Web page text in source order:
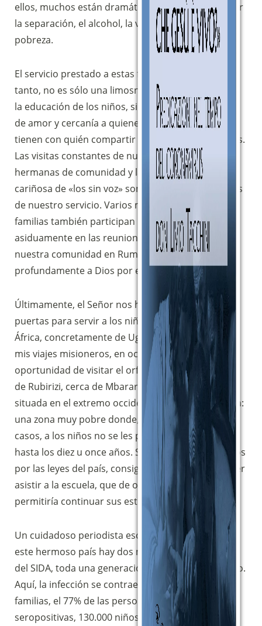
ellos, muchos están dramáticamente marcados por
la separación, el alcohol, la violencia y la profunda
pobreza.
El servicio prestado a estas familias rumanas, por
tanto, no es sólo una limosna para el crecimiento y
la educación de los niños, sino ante todo un gesto
de amor y cercanía a quienes -muchas veces- no
tienen con quién compartir sus dificultades y penas.
Las visitas constantes de nuestros hermanos y
hermanas de comunidad y la escucha atenta y
cariñosa de «los sin voz» son rasgos fundamentales
de nuestro servicio. Varios miembros de estas
familias también participan más o menos
asiduamente en las reuniones de oración de
nuestra comunidad en Rumania. Alabamos
profundamente a Dios por ello.
Últimamente, el Señor nos ha abierto nuevas
puertas para servir a los niños abandonados de
África, concretamente de Uganda. Durante uno de
mis viajes misioneros, en octubre de 2011, tuve la
oportunidad de visitar el orfanato «Casa del Amor»
de Rubirizi, cerca de Mbarara, una pequeña ciudad
situada en el extremo occidental del sur de Uganda:
una zona muy pobre donde, en la mayoría de los
casos, a los niños no se les permite llevar zapatos
hasta los diez u once años. Sólo entonces, obligados
por las leyes del país, consiguen zapatos para poder
asistir a la escuela, que de otro modo no les
permitiría continuar sus estudios.
Un cuidadoso periodista escribe al respecto: «En
este hermoso país hay dos millones de huérfanos
del SIDA, toda una generación de padres ha muerto.
Aquí, la infección se contrae en el seno de las
familias, el 77% de las personas casadas son
seropositivas, 130.000 niños están infectados,